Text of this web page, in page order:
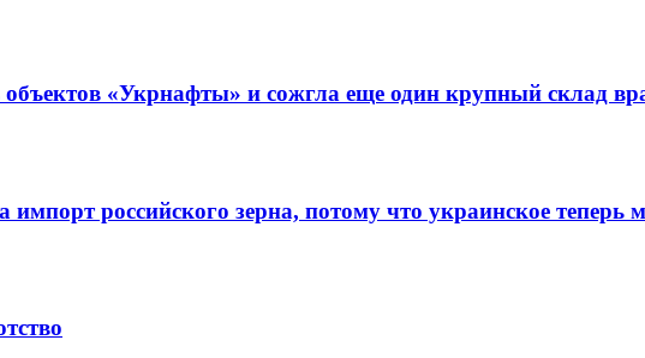
«Укрнафты» и сожгла еще один крупный склад
российского зерна, потому что украинское теперь